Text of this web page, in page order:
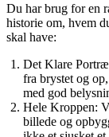
Du har brug for en
historie om, hvem
skal have:
Det Klare
fra brystet og
med god
Hele Kroppen:
billede og